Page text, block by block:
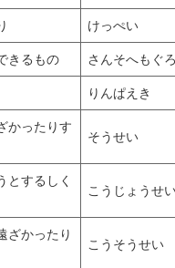
けっぺい
きるもの さんそへもぐ
りんぱえき
かったりす
そうせい
するしく
こうじょうせ
ざかったり
こうそうせい